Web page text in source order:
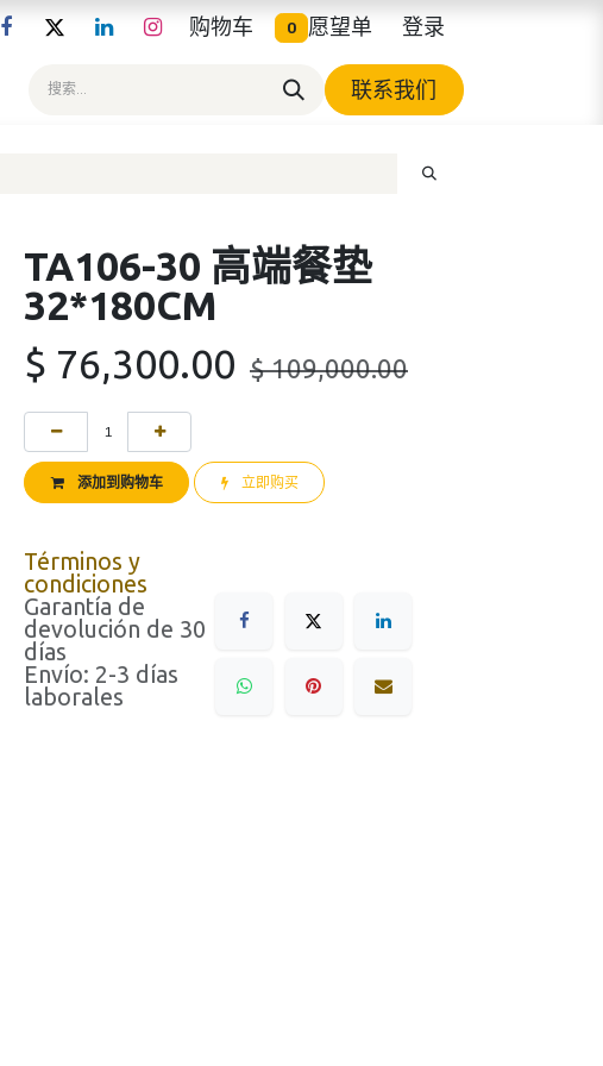
购物车 0 愿望单 登录
联系我们
TA106-30 高端餐垫
32*180CM
$ 76,300.00 $109,000.00
添加到购物车 立即购买
Términos y
condiciones
Garantía de
devolución de 30
días
Envío: 2-3 días
laborales